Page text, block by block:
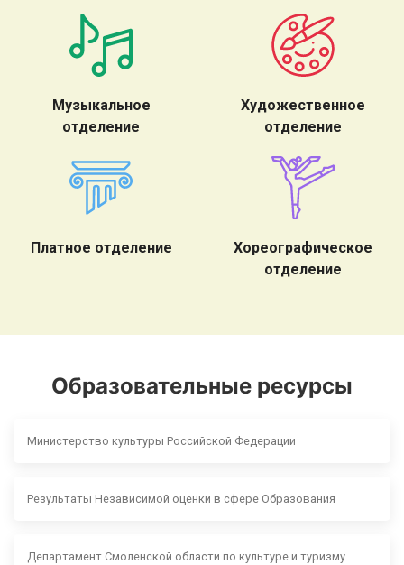
Музыкальное
отделение
Художественное
отделение
Платное отделение
Хореографическое
отделение
Образовательные ресурсы
Министерство культуры Российской Федерации
Результаты Независимой оценки в сфере Образования
Департамент Смоленской области по культуре и туризму